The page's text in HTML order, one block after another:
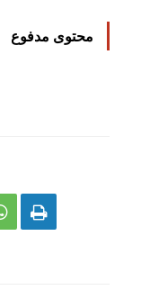
محتوى مدفوع
